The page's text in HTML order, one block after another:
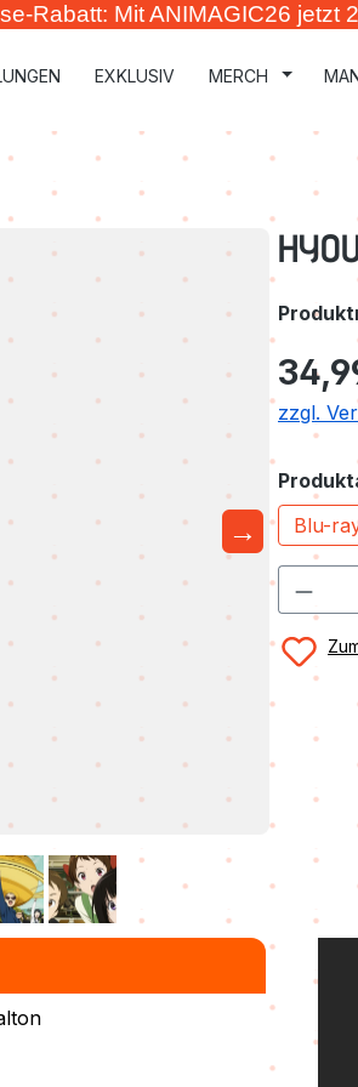
Rabatt: Mit ANIMAGIC26 jetzt
EXKLUSIV MERCH
→
zzgl.
Blu-